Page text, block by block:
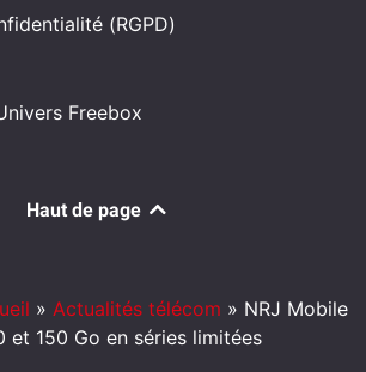
(RGPD)
Freebox
Haut de page
» Actualités télécom » NRJ Mobile
150 Go en séries limitées